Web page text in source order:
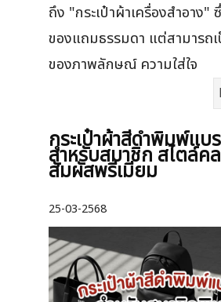
ถึง "กระเป๋าผ้าเครื่องสำอาง"
ของแถมธรรมดา แต่สามารถ
ของภาพลักษณ์ ความใส่ใจ
กระเป๋าผ้าสีดำพิมพ์แบ
สำหรับสมาชิก สไตล์ค
สัมผัสพรีเมียม
25-03-2568